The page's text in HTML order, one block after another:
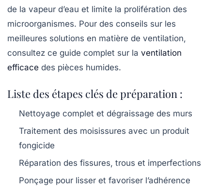
de la vapeur d’eau et limite la prolifération des
microorganismes. Pour des conseils sur les
meilleures solutions en matière de ventilation,
consultez ce guide complet sur la ventilation
efficace des pièces humides.
Liste des étapes clés de préparation :
Nettoyage complet et dégraissage des murs
Traitement des moisissures avec un produit
fongicide
Réparation des fissures, trous et imperfections
Ponçage pour lisser et favoriser l’adhérence